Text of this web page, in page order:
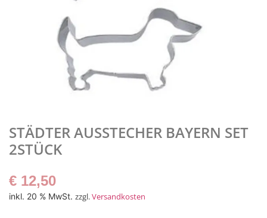
STÄDTER AUSSTECHER BAYERN SET
2STÜCK
€ 12,50
inkl. 20 % MwSt. zzgl.Versandkosten